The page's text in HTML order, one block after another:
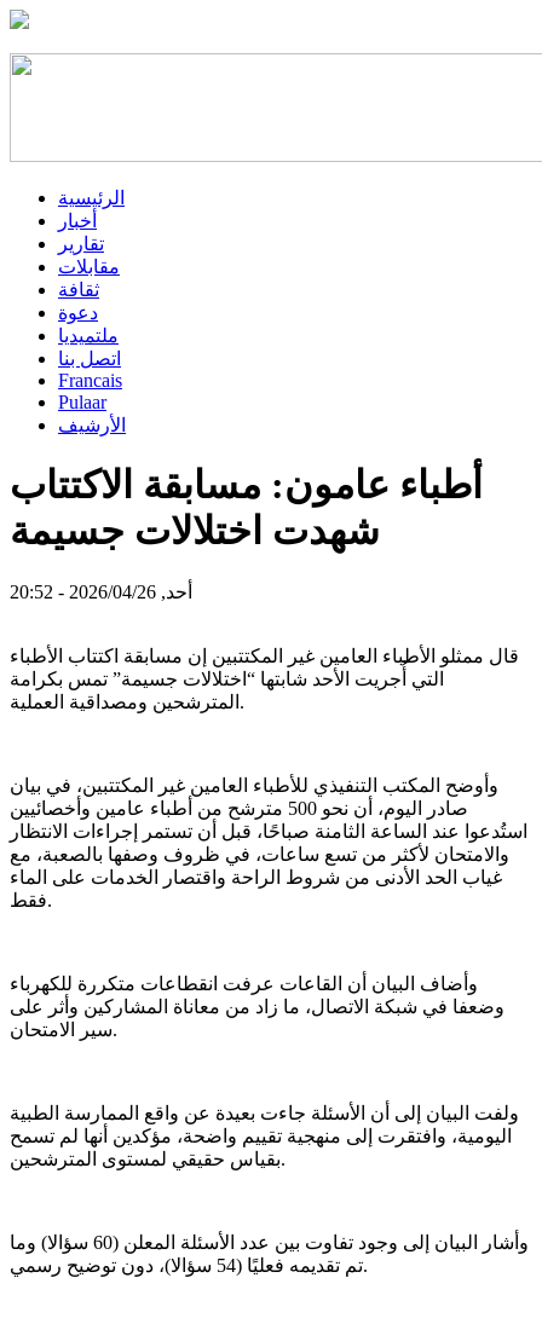
الرئيسية
أخبار
تقارير
مقابلات
ثقافة
دعوة
ملتميديا
اتصل بنا
Francais
Pulaar
الأرشيف
أطباء عامون: مسابقة الاكتتاب
شهدت اختلالات جسيمة
أحد, 2026/04/26 - 20:52
قال ممثلو الأطباء العامين غير المكتتبين إن مسابقة اكتتاب الأطباء
التي أُجريت الأحد شابتها “اختلالات جسيمة” تمس بكرامة
المترشحين ومصداقية العملية.
وأوضح المكتب التنفيذي للأطباء العامين غير المكتتبين، في بيان
صادر اليوم، أن نحو 500 مترشح من أطباء عامين وأخصائيين
استُدعوا عند الساعة الثامنة صباحًا، قبل أن تستمر إجراءات الانتظار
والامتحان لأكثر من تسع ساعات، في ظروف وصفها بالصعبة، مع
غياب الحد الأدنى من شروط الراحة واقتصار الخدمات على الماء
فقط.
وأضاف البيان أن القاعات عرفت انقطاعات متكررة للكهرباء
وضعفا في شبكة الاتصال، ما زاد من معاناة المشاركين وأثر على
سير الامتحان.
ولفت البيان إلى أن الأسئلة جاءت بعيدة عن واقع الممارسة الطبية
اليومية، وافتقرت إلى منهجية تقييم واضحة، مؤكدين أنها لم تسمح
بقياس حقيقي لمستوى المترشحين.
وأشار البيان إلى وجود تفاوت بين عدد الأسئلة المعلن (60 سؤالا) وما
تم تقديمه فعليًا (54 سؤالا)، دون توضيح رسمي.